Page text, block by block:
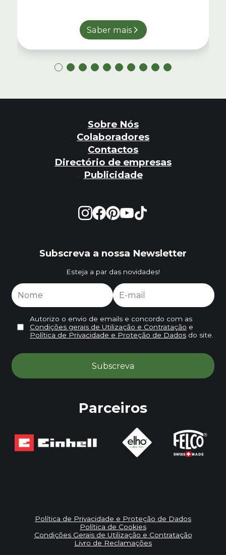
Saber mais
Sobre Nós
Colaboradores
Contactos
Directório de empresas
Publicidade
Subscreva a nossa Newsletter
Esteja a par das novidades!
Autorizo o envio de emails e concordo com as
Condições gerais de Utilização e Contratação e
Política de Privacidade e Proteção de Dadosdo site.
Parceiros
Política de Privacidade e Proteção de Dados
Política de Cookies
Condições Gerais de Utilização e Contratação
Livro de Reclamações